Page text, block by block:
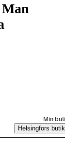
Man
Min
Helsingfors butik